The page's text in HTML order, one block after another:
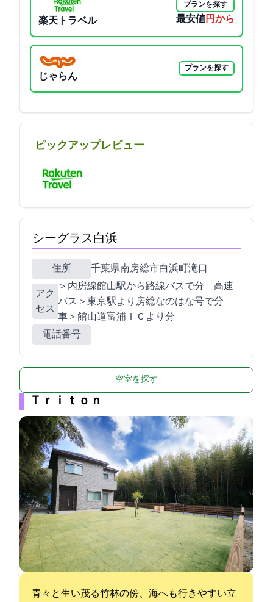
楽天トラベル
プランを探す
最安値12000円から
じゃらん
プランを探す
ピックアップレビュー
シーグラス白浜
住所 千葉県南房総市白浜町滝口1476-5
アク
セス
JR＞内房線館山駅から路線バスで40分 高速
バス＞東京駅より房総なのはな号で160分
車＞館山道富浦ＩＣより30分
電話番号
空室を探す
Ｔｒｉｔｏｎ
青々と生い茂る竹林の傍、海へも行きやすい立